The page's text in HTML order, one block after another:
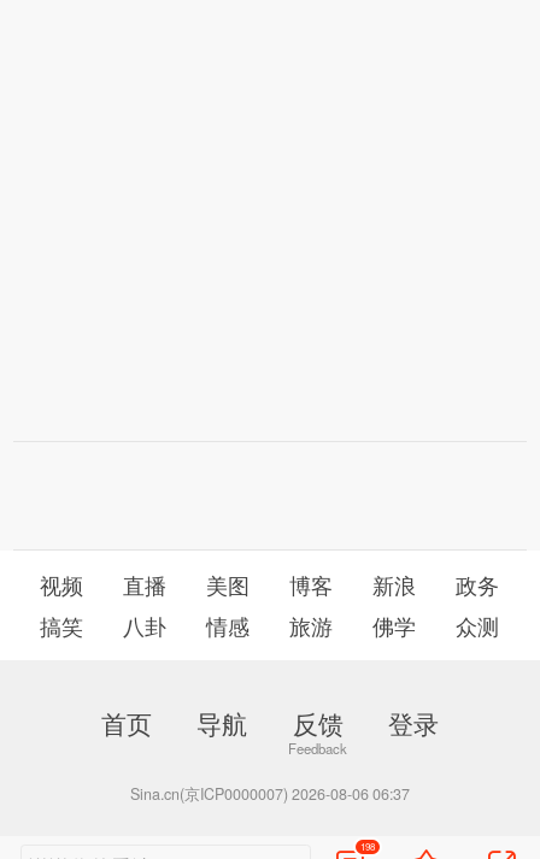
视频 直播 美图 博客 新浪
政务
搞笑
八卦 情感 旅游 佛学 众测
首页 导航 反馈 登录
Sina.cn(京ICP0000007) 2026-08-06 06:37
198